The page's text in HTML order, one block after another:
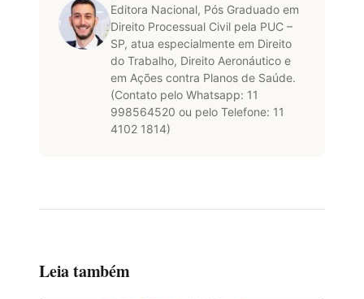
Editora Nacional, Pós Graduado em
Direito Processual Civil pela PUC –
SP, atua especialmente em Direito
do Trabalho, Direito Aeronáutico e
em Ações contra Planos de Saúde.
(Contato pelo Whatsapp: 11
998564520 ou pelo Telefone: 11
4102 1814)
Leia também